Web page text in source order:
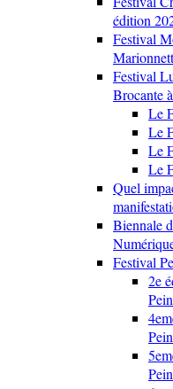
édition
Festival
Festival
Brocante
Le
Le
Le
Le
Quel
Biennale
Festival
2e